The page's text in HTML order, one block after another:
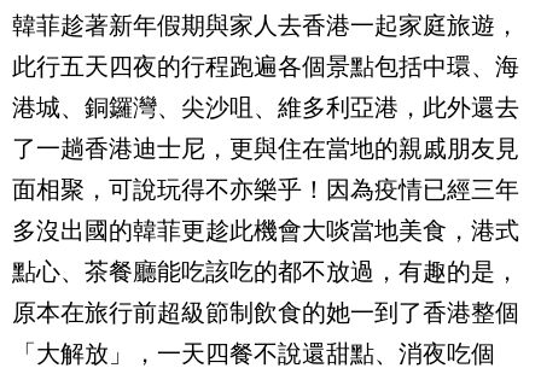
韓菲趁著新年假期與家人去香港一起家庭旅遊，
此行五天四夜的行程跑遍各個景點包括中環、海
港城、銅鑼灣、尖沙咀、維多利亞港，此外還去
了一趟香港迪士尼，更與住在當地的親戚朋友見
面相聚，可說玩得不亦樂乎！因為疫情已經三年
多沒出國的韓菲更趁此機會大啖當地美食，港式
點心、茶餐廳能吃該吃的都不放過，有趣的是，
原本在旅行前超級節制飲食的她一到了香港整個
「大解放」，一天四餐不說還甜點、消夜吃個